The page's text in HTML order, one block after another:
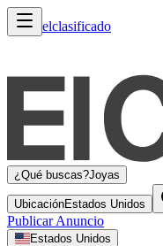
elclasificado
¿Qué buscas?Joyas
UbicaciónEstados Unidos
Publicar Anuncio
Estados Unidos